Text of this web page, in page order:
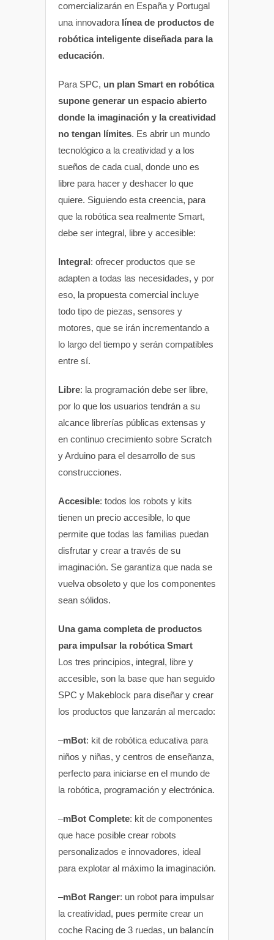
comercializarán en España y Portugal
una innovadora línea de productos de
robótica inteligente diseñada para la
educación.
Para SPC, un plan Smart en robótica
supone generar un espacio abierto
donde la imaginación y la creatividad
no tengan límites. Es abrir un mundo
tecnológico a la creatividad y a los
sueños de cada cual, donde uno es
libre para hacer y deshacer lo que
quiere. Siguiendo esta creencia, para
que la robótica sea realmente Smart,
debe ser integral, libre y accesible:
Integral: ofrecer productos que se
adapten a todas las necesidades, y por
eso, la propuesta comercial incluye
todo tipo de piezas, sensores y
motores, que se irán incrementando a
lo largo del tiempo y serán compatibles
entre sí.
Libre: la programación debe ser libre,
por lo que los usuarios tendrán a su
alcance librerías públicas extensas y
en continuo crecimiento sobre Scratch
y Arduino para el desarrollo de sus
construcciones.
Accesible: todos los robots y kits
tienen un precio accesible, lo que
permite que todas las familias puedan
disfrutar y crear a través de su
imaginación. Se garantiza que nada se
vuelva obsoleto y que los componentes
sean sólidos.
Una gama completa de productos
para impulsar la robótica Smart
Los tres principios, integral, libre y
accesible, son la base que han seguido
SPC y Makeblock para diseñar y crear
los productos que lanzarán al mercado:
–mBot: kit de robótica educativa para
niños y niñas, y centros de enseñanza,
perfecto para iniciarse en el mundo de
la robótica, programación y electrónica.
–mBot Complete: kit de componentes
que hace posible crear robots
personalizados e innovadores, ideal
para explotar al máximo la imaginación.
–mBot Ranger: un robot para impulsar
la creatividad, pues permite crear un
coche Racing de 3 ruedas, un balancín